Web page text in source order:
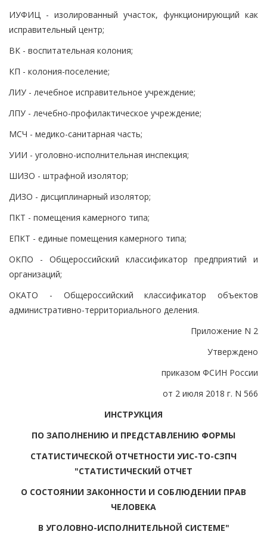
ИУФИЦ - изолированный участок, функционирующий как
исправительный центр;
ВК - воспитательная колония;
КП - колония-поселение;
ЛИУ - лечебное исправительное учреждение;
ЛПУ - лечебно-профилактическое учреждение;
МСЧ - медико-санитарная часть;
УИИ - уголовно-исполнительная инспекция;
ШИЗО - штрафной изолятор;
ДИЗО - дисциплинарный изолятор;
ПКТ - помещения камерного типа;
ЕПКТ - единые помещения камерного типа;
ОКПО - Общероссийский классификатор предприятий и
организаций;
ОКАТО - Общероссийский классификатор объектов
административно-территориального деления.
Приложение N 2
Утверждено
приказом ФСИН России
от 2 июля 2018 г. N 566
ИНСТРУКЦИЯ
ПО ЗАПОЛНЕНИЮ И ПРЕДСТАВЛЕНИЮ ФОРМЫ
СТАТИСТИЧЕСКОЙ ОТЧЕТНОСТИ УИС-ТО-СЗПЧ
"СТАТИСТИЧЕСКИЙ ОТЧЕТ
О СОСТОЯНИИ ЗАКОННОСТИ И СОБЛЮДЕНИИ ПРАВ
ЧЕЛОВЕКА
В УГОЛОВНО-ИСПОЛНИТЕЛЬНОЙ СИСТЕМЕ"